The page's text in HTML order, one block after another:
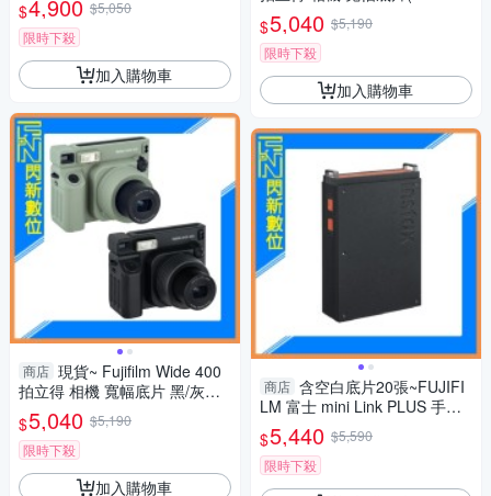
$4,900 $5,050
限時下殺
加入購物車
商店 現貨~ Fujifilm Wide 400
拍立得 相機 寬幅底片 黑/灰綠
(Wide400,公司貨)
$5,040 $5,190
限時下殺
加入購物車
0,公司貨)
$5,040 $5,190
限時下殺
加入購物車
商店 含空白底片20張~FUJIFI
LM 富士 mini Link PLUS 手機
印相機 清晰細膩列印(mini link
+，公司貨)
$5,440 $5,590
限時下殺